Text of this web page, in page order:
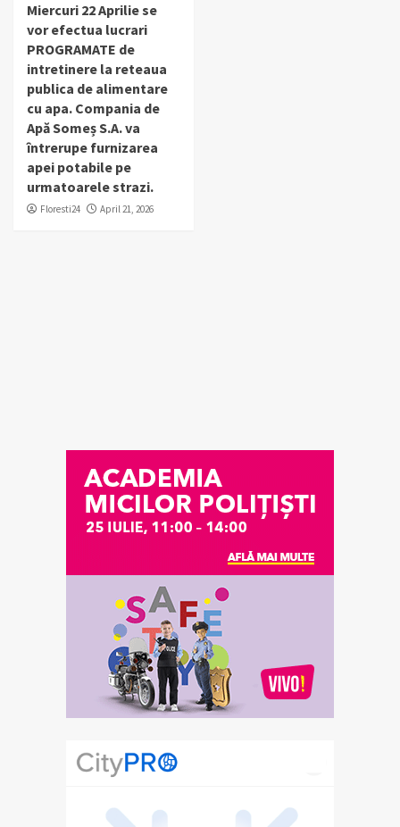
Miercuri 22 Aprilie se
vor efectua lucrari
PROGRAMATE de
intretinere la reteaua
publica de alimentare
cu apa. Compania de
Apă Someș S.A. va
întrerupe furnizarea
apei potabile pe
urmatoarele strazi.
Floresti24 April 21, 2026